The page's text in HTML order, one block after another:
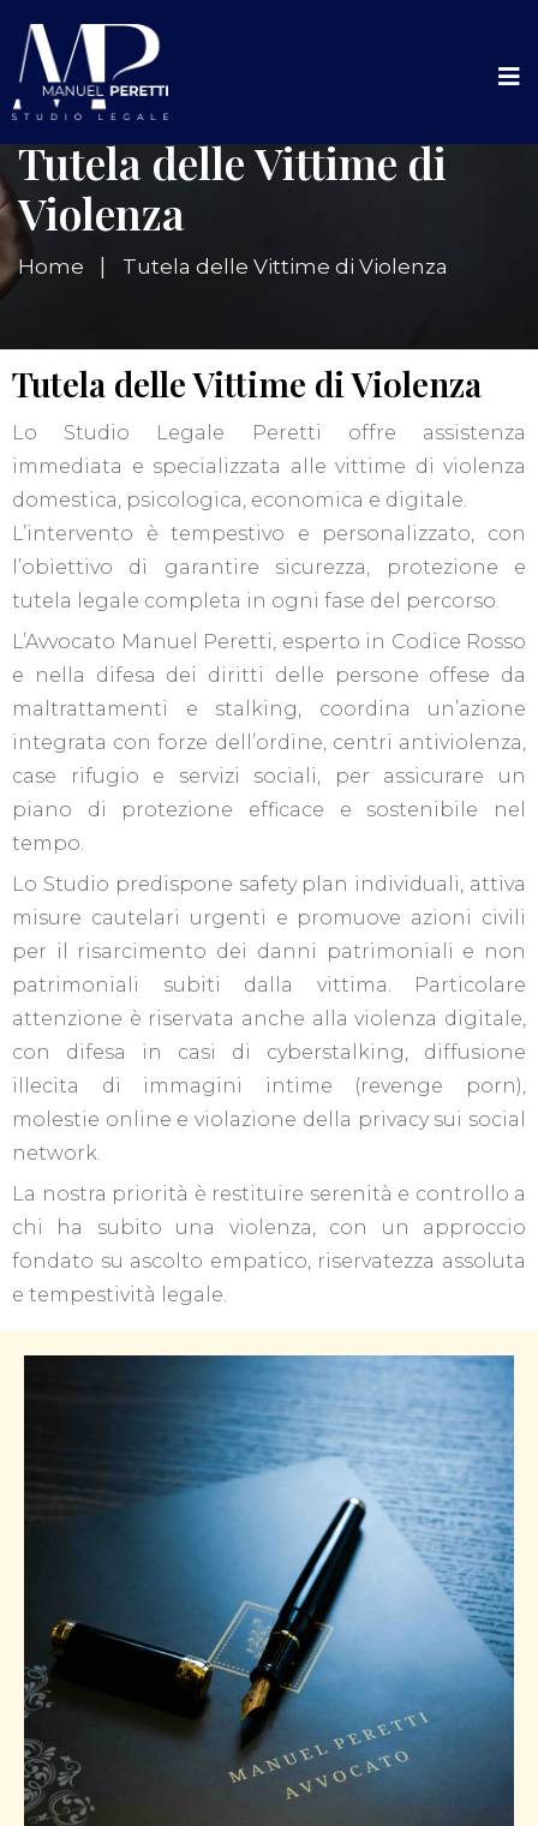
Tutela delle Vittime di
Violenza
Home Tutela delle Vittime di Violenza
Tutela delle Vittime di Violenza
Lo Studio Legale Peretti offre assistenza
immediata e specializzata alle vittime di violenza
domestica, psicologica, economica e digitale.
L’intervento è tempestivo e personalizzato, con
l’obiettivo di garantire sicurezza, protezione e
tutela legale completa in ogni fase del percorso.
L’Avvocato Manuel Peretti, esperto in Codice Rosso
e nella difesa dei diritti delle persone offese da
maltrattamenti e stalking, coordina un’azione
integrata con forze dell’ordine, centri antiviolenza,
case rifugio e servizi sociali, per assicurare un
piano di protezione efficace e sostenibile nel
tempo.
Lo Studio predispone safety plan individuali, attiva
misure cautelari urgenti e promuove azioni civili
per il risarcimento dei danni patrimoniali e non
patrimoniali subiti dalla vittima. Particolare
attenzione è riservata anche alla violenza digitale,
con difesa in casi di cyberstalking, diffusione
illecita di immagini intime (revenge porn),
molestie online e violazione della privacy sui social
network.
La nostra priorità è restituire serenità e controllo a
chi ha subito una violenza, con un approccio
fondato su ascolto empatico, riservatezza assoluta
e tempestività legale.